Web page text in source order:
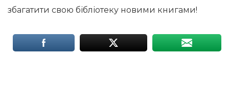
збагатити свою бібліотеку новими книгами!